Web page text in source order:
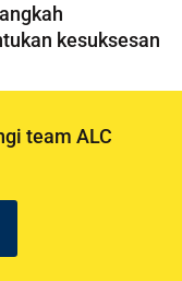
kesuksesan
team ALC